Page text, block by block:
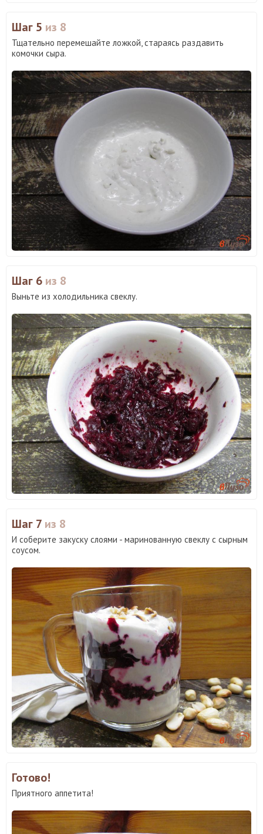
Шаг 5 из 8
Тщательно перемешайте ложкой, стараясь раздавить
комочки сыра.
Шаг 6 из 8
Выньте из холодильника свеклу.
Шаг 7 из 8
И соберите закуску слоями - маринованную свеклу с сырным
соусом.
Готово!
Приятного аппетита!